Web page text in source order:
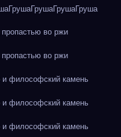
ГрушаГрушаГрушаГруша
во ржи
во ржи
философский камень
философский камень
философский камень